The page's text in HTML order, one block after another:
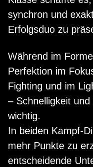
synchron und
Erfolgsduo zu
Während im
Perfektion im
Fighting und im
– Schnelligkeit
wichtig.
In beiden Kampf-
mehr Punkte zu
entscheidende